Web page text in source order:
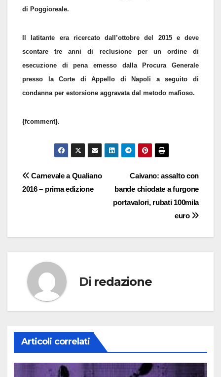
di Poggioreale.
Il latitante era ricercato dall’ottobre del 2015 e deve
scontare tre anni di reclusione per un ordine di
esecuzione di pena emesso dalla Procura Generale
presso la Corte di Appello di Napoli a seguito di
condanna per estorsione aggravata dal metodo mafioso.
{fcomment}.
Navigazione
articoli
Caivano: assalto con
bande chiodate a furgone
portavalori, rubati 100mila
euro
Carnevale a Qualiano
2016 – prima edizione
Di redazione
Articoli correlati